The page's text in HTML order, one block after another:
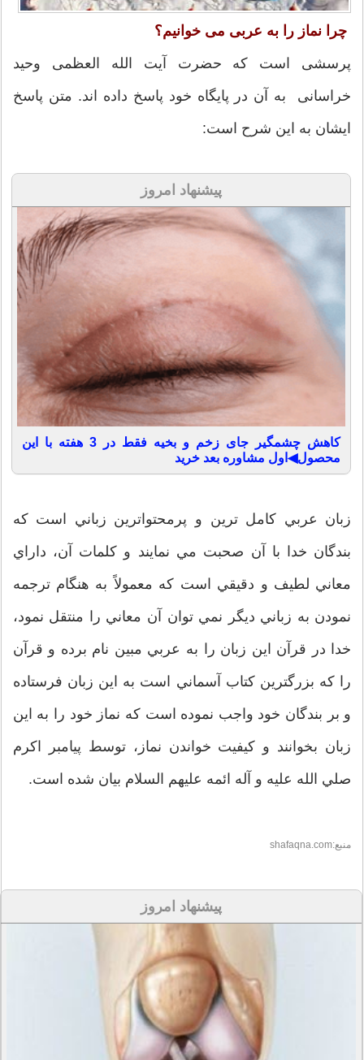
چرا نماز را به عربی می خوانیم؟
پرسشی است که حضرت آیت الله العظمی وحید
خراسانی به آن در پایگاه خود پاسخ داده اند. متن پاسخ
ایشان به این شرح است:
پیشنهاد امروز
کاهش چشمگیر جای زخم و بخیه فقط در 3 هفته با این
محصول◀اول مشاوره بعد خرید
زبان عربي كامل ترين و پرمحتواترين زباني است كه
بندگان خدا با آن صحبت مي نمايند و كلمات آن، داراي
معاني لطيف و دقيقي است كه معمولاً به هنگام ترجمه
نمودن به زباني ديگر نمي توان آن معاني را منتقل نمود،
خدا در قرآن اين زبان را به عربي مبين نام برده و قرآن
را كه بزرگترين كتاب آسماني است به اين زبان فرستاده
و بر بندگان خود واجب نموده است كه نماز خود را به اين
زبان بخوانند و كيفيت خواندن نماز، توسط پيامبر اكرم
صلي الله عليه و آله ائمه علیهم السلام بيان شده است.
منبع:shafaqna.com
پیشنهاد امروز